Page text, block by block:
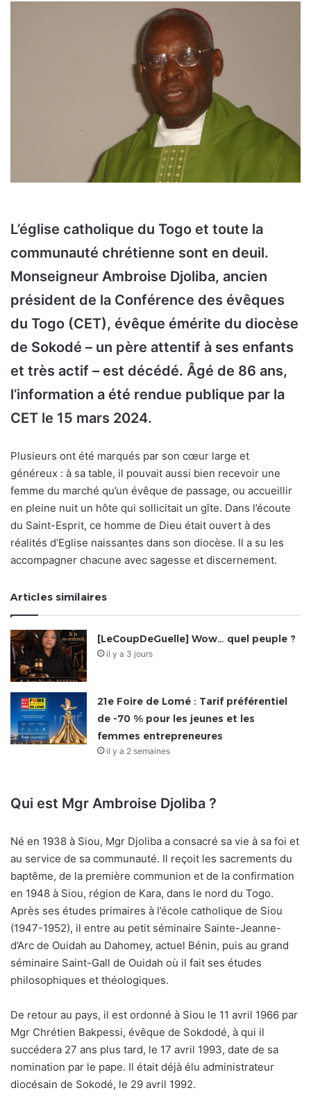
L’église catholique du Togo et toute la
communauté chrétienne sont en deuil.
Monseigneur Ambroise Djoliba, ancien
président de la Conférence des évêques
du Togo (CET), évêque émérite du diocèse
de Sokodé – un père attentif à ses enfants
et très actif – est décédé. Âgé de 86 ans,
l’information a été rendue publique par la
CET le 15 mars 2024.
Plusieurs ont été marqués par son cœur large et
généreux : à sa table, il pouvait aussi bien recevoir une
femme du marché qu’un évêque de passage, ou accueillir
en pleine nuit un hôte qui sollicitait un gîte. Dans l’écoute
du Saint-Esprit, ce homme de Dieu était ouvert à des
réalités d’Eglise naissantes dans son diocèse. Il a su les
accompagner chacune avec sagesse et discernement.
Articles similaires
[LeCoupDeGuelle] Wow… quel peuple ?
il y a 3 jours
21e Foire de Lomé : Tarif préférentiel
de -70 % pour les jeunes et les
femmes entrepreneures
il y a 2 semaines
Qui est Mgr Ambroise Djoliba ?
Né en 1938 à Siou, Mgr Djoliba a consacré sa vie à sa foi et
au service de sa communauté. Il reçoit les sacrements du
baptême, de la première communion et de la confirmation
en 1948 à Siou, région de Kara, dans le nord du Togo.
Après ses études primaires à l’école catholique de Siou
(1947-1952), il entre au petit séminaire Sainte-Jeanne-
d’Arc de Ouidah au Dahomey, actuel Bénin, puis au grand
séminaire Saint-Gall de Ouidah où il fait ses études
philosophiques et théologiques.
De retour au pays, il est ordonné à Siou le 11 avril 1966 par
Mgr Chrétien Bakpessi, évêque de Sokdodé, à qui il
succédera 27 ans plus tard, le 17 avril 1993, date de sa
nomination par le pape. Il était déjà élu administrateur
diocésain de Sokodé, le 29 avril 1992.